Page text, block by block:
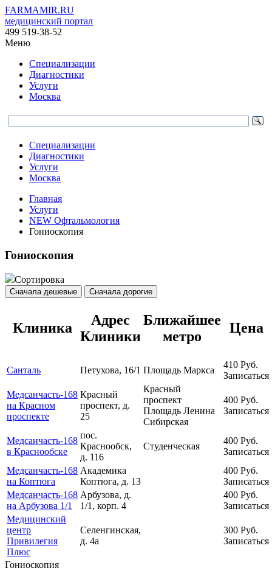
FARMAMIR.RU
медицинский портал
499 519-38-52
Меню
Специализации
Диагностики
Услуги
Москва
Специализации
Диагностики
Услуги
Москва
Главная
Услуги
NEW Офтальмология
Гониоскопия
Гониоскопия
Сортировка
Сначала дешевые Сначала дорогие
Клиника
Адрес
Клиники
Ближайшее
метро
Цена
Санталь Петухова, 16/1 Площадь Маркса
410 Руб.
Записаться
Медсанчасть-168
на Красном
проспекте
Красный
проспект, д.
25
Красный
проспект
Площадь Ленина
Сибирская
400 Руб.
Записаться
Медсанчасть-168
в Краснообске
пос.
Краснообск,
д. 116
Студенческая
400 Руб.
Записаться
Медсанчасть-168
на Коптюга
Академика
Коптюга, д. 13
400 Руб.
Записаться
Медсанчасть-168
на Арбузова 1/1
Арбузова, д.
1/1, корп. 4
400 Руб.
Записаться
Медицинский
центр
Привилегия
Плюс
Селенгинская,
д. 4а
300 Руб.
Записаться
Гониоскопия